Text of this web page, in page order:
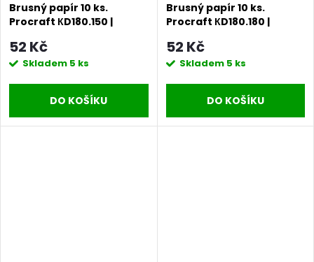
Brusný papír 10 ks.
Procraft КD180.150 |
52 Kč
Skladem 5 ks
DO KOŠÍKU
Brusný papír 10 ks.
Procraft КD180.180 |
52 Kč
Skladem 5 ks
DO KOŠÍKU